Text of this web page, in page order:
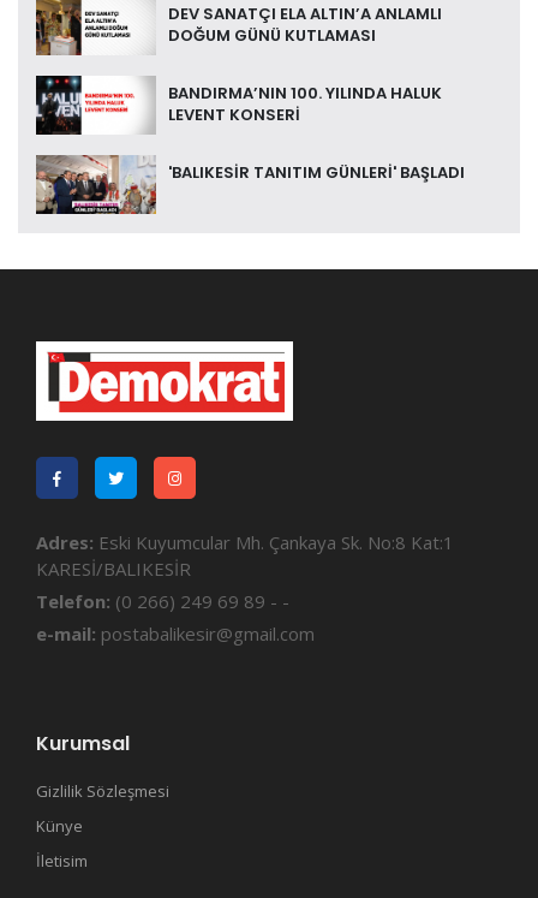
DEV SANATÇI ELA ALTIN’A ANLAMLI
DOĞUM GÜNÜ KUTLAMASI
BANDIRMA’NIN 100. YILINDA HALUK
LEVENT KONSERİ
'BALIKESİR TANITIM GÜNLERİ' BAŞLADI
Adres: Eski Kuyumcular Mh. Çankaya Sk. No:8 Kat:1
KARESİ/BALIKESİR
Telefon: (0 266) 249 69 89 - -
e-mail: postabalikesir@gmail.com
Kurumsal
Gizlilik Sözleşmesi
Künye
İletisim